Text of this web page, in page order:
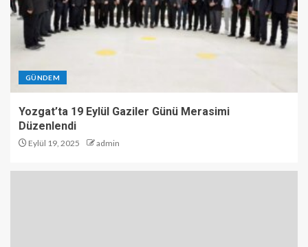
GÜNDEM
Yozgat’ta 19 Eylül Gaziler Günü Merasimi
Düzenlendi
Eylül 19, 2025 admin